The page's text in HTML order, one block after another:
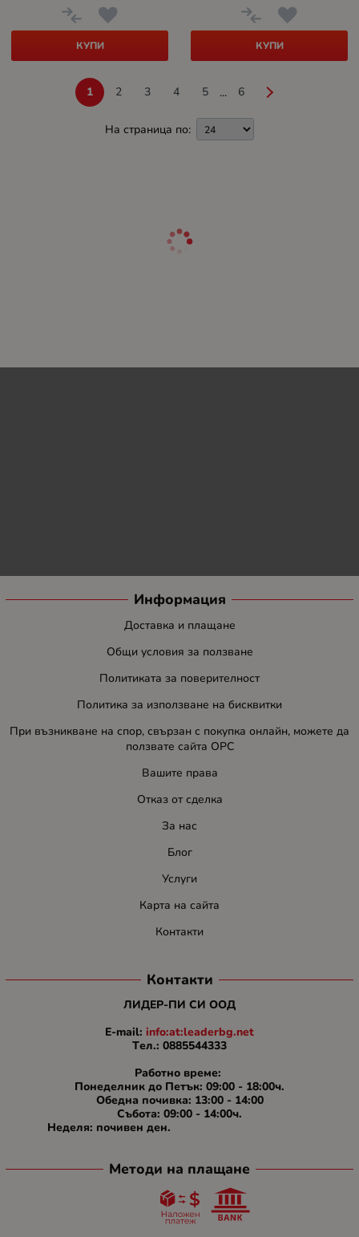
КУПИ КУПИ
1 2 3 4 5 ... 6
На страница по:
Информация
Доставка и плащане
Общи условия за ползване
Политиката за поверителност
Политика за използване на бисквитки
При възникване на спор, свързан с покупка онлайн, можете да
ползвате сайта ОРС
Вашите права
Отказ от сделка
За нас
Блог
Услуги
Карта на сайта
Контакти
Контакти
ЛИДЕР-ПИ СИ ООД
E-mail: info:at:leaderbg.net
Tел.: 0885544333
Работно време:
Понеделник до Петък: 09:00 - 18:00ч.
Обедна почивка: 13:00 - 14:00
Събота: 09:00 - 14:00ч.
Неделя: почивен ден.
Методи на плащане